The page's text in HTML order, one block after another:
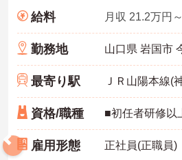
給料 月収 21.2万円
勤務地
最寄り駅
資格/職種
雇用形態 正社員(正職員)